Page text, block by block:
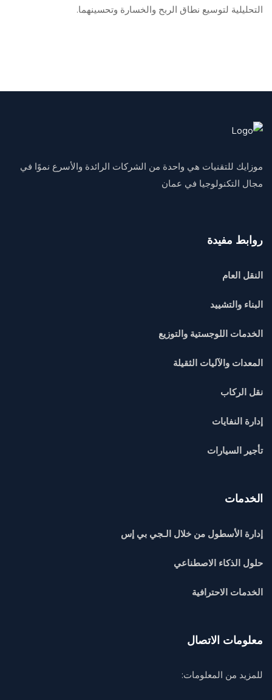
التحليلية لتوسيع نطاق الربح والخسارة وتحسينهما.
موزايك للتقنيات هي واحدة من الشركات الرائدة والأسرع نموًا في
مجال التكنولوجيا في عمان
روابط مفيدة
النقل العام
البناء والتشييد
الخدمات اللوجستية والتوزيع
المعدات والآليات الثقيلة
نقل الركاب
إدارة النفايات
تأجير السيارات
الخدمات
إدارة الأسطول من خلال الـجي بي إس
حلول الذكاء الاصطناعي
الخدمات الاحترافية
معلومات الاتصال
للمزيد من المعلومات: